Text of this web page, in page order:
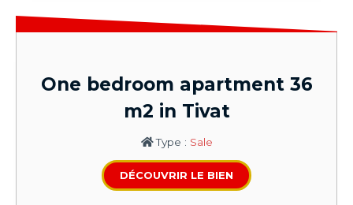
One bedroom apartment 36
m2 in Tivat
Type : Sale
DÉCOUVRIR LE BIEN